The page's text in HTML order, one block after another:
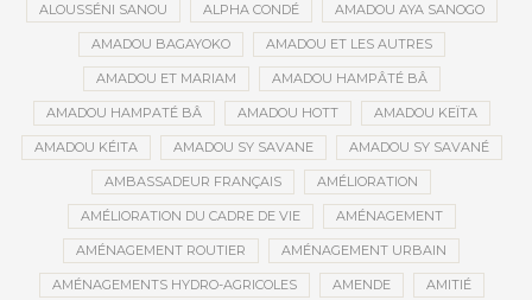
ALOUSSÉNI SANOU ALPHA CONDÉ AMADOU AYA SANOGO
AMADOU BAGAYOKO AMADOU ET LES AUTRES
AMADOU ET MARIAM AMADOU HAMPÂTÉ BÂ
AMADOU HAMPATÉ BÂ AMADOU HOTT AMADOU KEÏTA
AMADOU KÉITA AMADOU SY SAVANE AMADOU SY SAVANÉ
AMBASSADEUR FRANÇAIS AMÉLIORATION
AMÉLIORATION DU CADRE DE VIE AMÉNAGEMENT
AMÉNAGEMENT ROUTIER AMÉNAGEMENT URBAIN
AMÉNAGEMENTS HYDRO-AGRICOLES AMENDE AMITIÉ